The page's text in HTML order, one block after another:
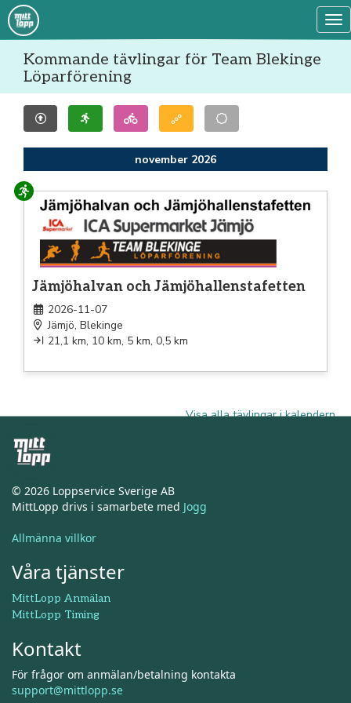
Kommande tävlingar för Team Blekinge
Löparförening
november 2026
Löpning
Jämjöhalvan och Jämjöhallenstafetten
2026-11-07
Jämjö, Blekinge
21,1 km, 10 km, 5 km, 0,5 km
Visa alla tävlingar i kalendern
© 2026 Loppservice Sverige AB
MittLopp drivs i samarbete med Jogg
Allmänna villkor
Våra tjänster
MittLopp Anmälan
MittLopp Timing
Kontakt
För frågor om anmälan/betalning kontakta
support@mittlopp.se